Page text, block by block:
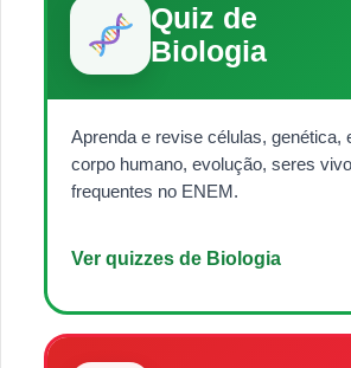
Quiz de
Biologia
Aprenda e revise células, genética,
corpo humano, evolução, seres
frequentes no ENEM.
Ver quizzes de Biologia